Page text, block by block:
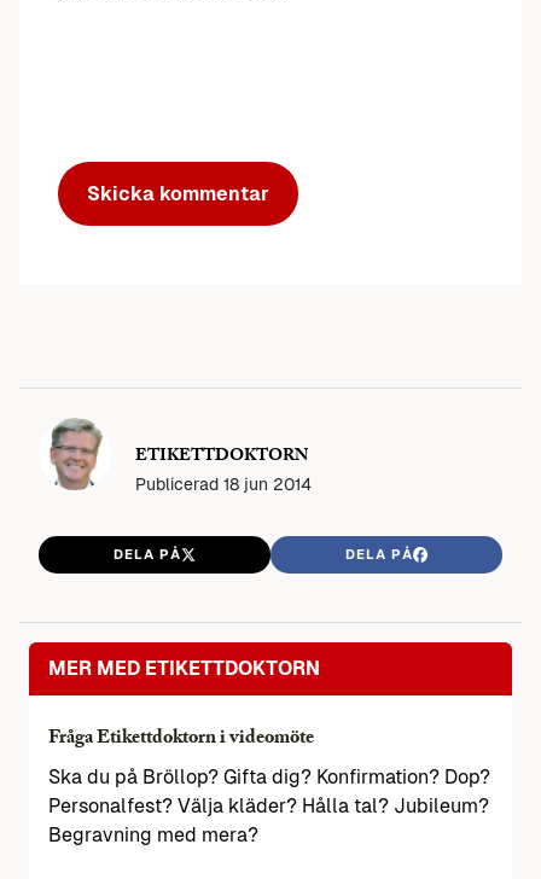
ETIKETTDOKTORN
Publicerad 18 jun 2014
DELA PÅ DELA PÅ
MER MED ETIKETTDOKTORN
Fråga Etikettdoktorn i videomöte
Ska du på Bröllop? Gifta dig? Konfirmation? Dop?
Personalfest? Välja kläder? Hålla tal? Jubileum?
Begravning med mera?